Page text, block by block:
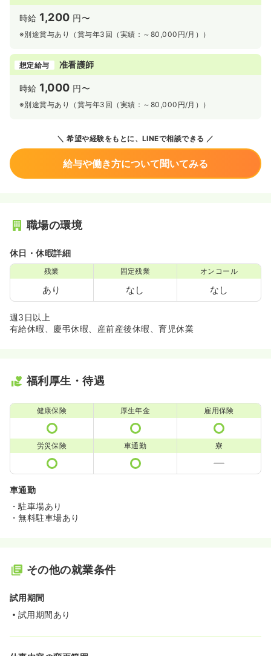
時給 1,200 円〜
※別途賞与あり（賞与年3回（実績：～80,000円/月））
想定給与 准看護師
時給 1,000 円〜
※別途賞与あり（賞与年3回（実績：～80,000円/月））
希望や経験をもとに、LINEで相談できる
給与や働き方について聞いてみる
職場の環境
休日・休暇詳細
残業
あり
固定残業
なし
オンコール
なし
週3日以上
有給休暇、慶弔休暇、産前産後休暇、育児休業
福利厚生・待遇
健康保険 厚生年金 雇用保険
労災保険 車通勤 寮
車通勤
・駐車場あり
・無料駐車場あり
その他の就業条件
試用期間
試用期間あり